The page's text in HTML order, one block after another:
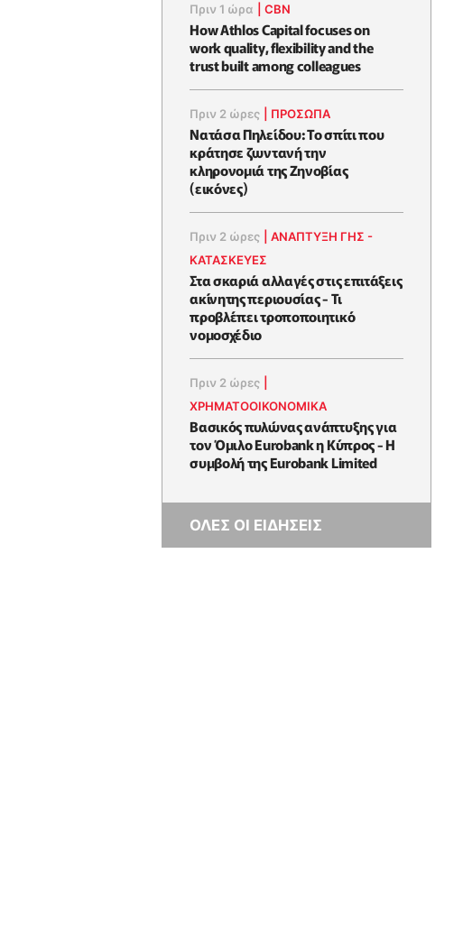
Πριν 1 ώρα |CBN
How Athlos Capital focuses on
work quality, flexibility and the
trust built among colleagues
Πριν 2 ώρες ΠΡΟΣΩΠΑ
Νατάσα Πηλείδου: Το σπίτι που
κράτησε ζωντανή την
κληρονομιά της Ζηνοβίας
(εικόνες)
Πριν 2 ώρες |ΑΝΑΠΤΥΞΗ ΓΗΣ -
ΚΑΤΑΣΚΕΥΕΣ
Στα σκαριά αλλαγές στις επιτάξεις
ακίνητης περιουσίας - Τι
προβλέπει τροποποιητικό
νομοσχέδιο
Πριν 2 ώρες
ΧΡΗΜΑΤΟΟΙΚΟΝΟΜΙΚΆ
Βασικός πυλώνας ανάπτυξης για
τον Όμιλο Eurobank η Κύπρος - Η
συμβολή της Eurobank Limited
ΟΛΕΣ ΟΙ ΕΙΔΗΣΕΙΣ